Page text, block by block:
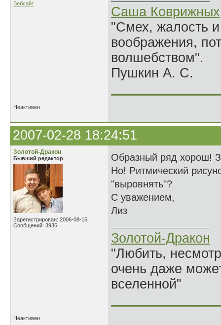
Вебсайт
Саша Коврижных
"Смех, жалость
воображения,
волшебством".
Пушкин А. С.
Неактивен
2007-02-28 18:24:51
Золотой-Дракон
Бывший редактор
Зарегистрирован: 2006-08-15
Сообщений: 3936
Образный ряд хорош!
Но! Ритмический
"выровнять"?
С уважением,
Лиз
Золотой-Дракон
"Любить,
очень даже
вселенной"
Неактивен